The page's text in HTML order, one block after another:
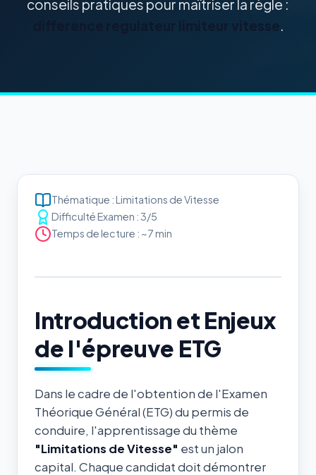
conseils pratiques pour maîtriser la règle :
.
Thématique : Limitations de Vitesse
Difficulté Examen : 3/5
Temps de lecture : ~7 min
Introduction et Enjeux
de l'épreuve ETG
Dans le cadre de l'obtention de l'Examen
Théorique Général (ETG) du permis de
conduire, l'apprentissage du thème
"Limitations de Vitesse" est un jalon
capital. Chaque candidat doit démontrer